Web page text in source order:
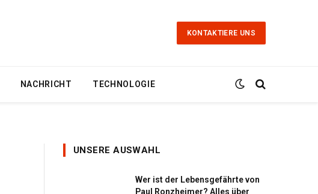
KONTAKTIERE UNS
NACHRICHT TECHNOLOGIE
UNSERE AUSWAHL
Wer ist der Lebensgefährte von
Paul Ronzheimer? Alles über